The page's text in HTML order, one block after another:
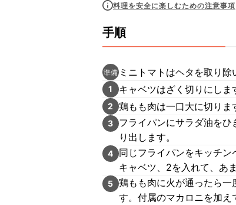
料理を安全に楽しむための注意事項
手順
準備 ミニトマトはヘタを取り除
1 キャベツはざく切りにしま
2 鶏もも肉は一口大に切りま
3
フライパンにサラダ油を
り出します。
4
同じフライパンをキッチ
キャベツ、2を入れて、あ
5 鶏もも肉に火が通ったら一
す。付属のマカロニを加え